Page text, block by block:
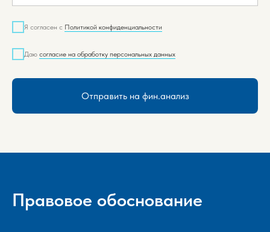
Отправить на фин.анализ
Правовое обоснование